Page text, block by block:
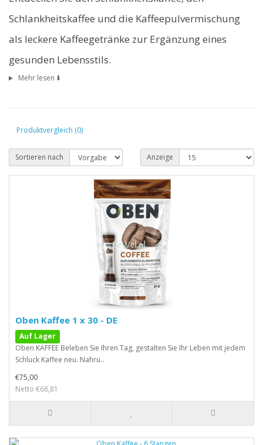
Schlankheitskaffee und die Kaffeepulvermischung
als leckere Kaffeegetränke zur Ergänzung eines
gesunden Lebensstils.
Mehr lesen ⬇️
Produktvergleich (0)
Sortieren nach Anzeige
Oben Kaffee 1 x 30 - DE
Auf Lager
Oben KAFFEE Beleben Sie Ihren Tag, gestalten Sie Ihr Leben mit jedem
Schluck Kaffee neu. Nahru..
€75,00
Netto €68,81